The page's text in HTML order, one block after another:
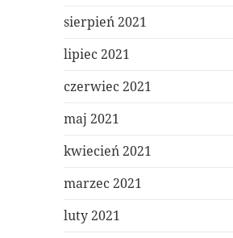
sierpień 2021
lipiec 2021
czerwiec 2021
maj 2021
kwiecień 2021
marzec 2021
luty 2021